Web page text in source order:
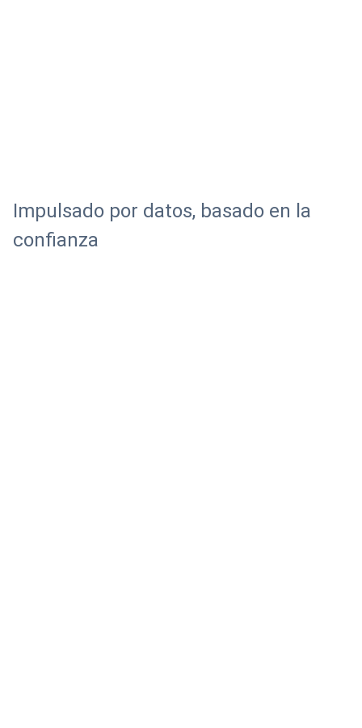
Impulsado por datos, basado en la
confianza